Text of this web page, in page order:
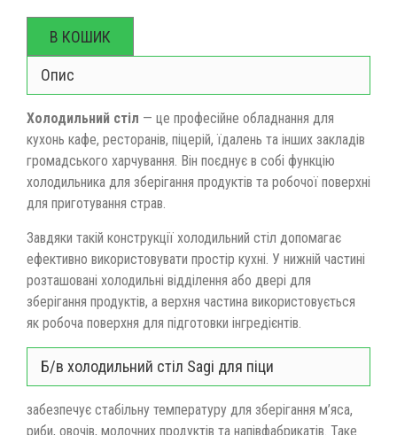
В КОШИК
Опис
Холодильний стіл — це професійне обладнання для
кухонь кафе, ресторанів, піцерій, їдалень та інших закладів
громадського харчування. Він поєднує в собі функцію
холодильника для зберігання продуктів та робочої поверхні
для приготування страв.
Завдяки такій конструкції холодильний стіл допомагає
ефективно використовувати простір кухні. У нижній частині
розташовані холодильні відділення або двері для
зберігання продуктів, а верхня частина використовується
як робоча поверхня для підготовки інгредієнтів.
Б/в холодильний стіл Sagi для піци
забезпечує стабільну температуру для зберігання м’яса,
риби, овочів, молочних продуктів та напівфабрикатів. Таке